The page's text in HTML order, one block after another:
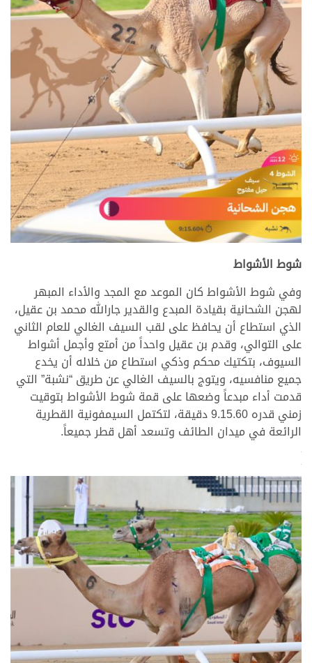
>
شوط الأشواط
وفي شوط الأشواط كان الموعد مع المجد والأداء المبهر
لهجن الشحانية بقيادة المبدع والقدير جارالله محمد بن عقيل،
الذي استطاع أن يحافظ على لقب السيف الغالي للعام الثاني
على التوالي، وقدم بن عقيل واحداً من أمتع وأجمل أشواط
السيوف، بتكتيك محكم وذكي استطاع من خلاله أن يخدع
جميع منافسيه، ويتوج بالسيف الغالي عن طريق “نشبة” التي
قدمت أداء مبدعاً وضعها على قمة شوط الأشواط بتوقيت
زمني قدره 9.15.60 دقيقة، لتكتمل السيمفونية القطرية
الرائعة في ميدان الطائف وتسعد أهل قطر جميعاً.